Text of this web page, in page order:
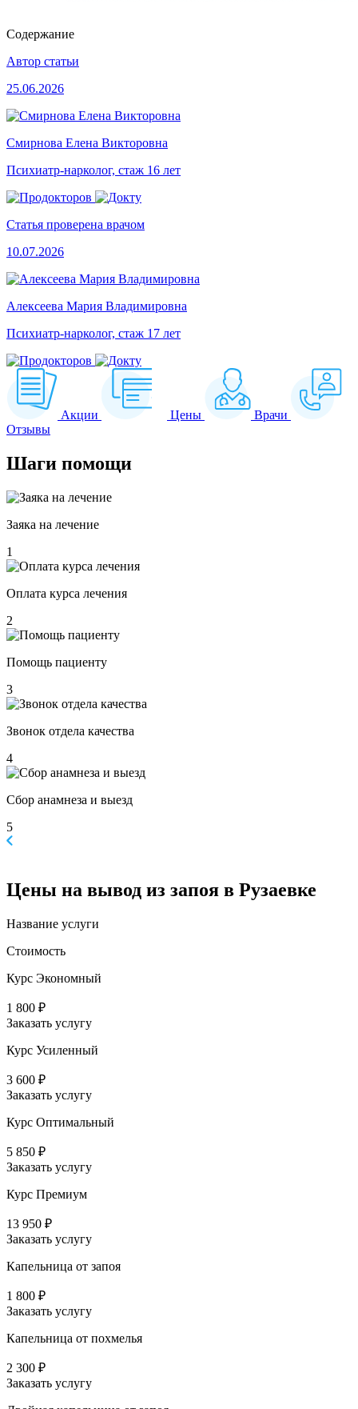
Содержание
Автор статьи
25.06.2026
Смирнова Елена Викторовна
Психиатр-нарколог, стаж 16 лет
Статья проверена врачом
10.07.2026
Алексеева Мария Владимировна
Психиатр-нарколог, стаж 17 лет
Акции Цены
Врачи
Отзывы
Шаги помощи
Заяка на лечение
1
Оплата курса лечения
2
Помощь пациенту
3
Звонок отдела качества
4
Сбор анамнеза и выезд
5
Цены на вывод из запоя в Рузаевке
Название услуги
Стоимость
Курс Экономный
1 800 ₽
Заказать услугу
Курс Усиленный
3 600 ₽
Заказать услугу
Курс Оптимальный
5 850 ₽
Заказать услугу
Курс Премиум
13 950 ₽
Заказать услугу
Капельница от запоя
1 800 ₽
Заказать услугу
Капельница от похмелья
2 300 ₽
Заказать услугу